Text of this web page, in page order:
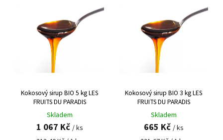
Kokosový sirup BIO 5 kg LES
FRUITS DU PARADIS
Skladem
1 067 Kč / ks
Kokosový sirup BIO 3 kg LES
FRUITS DU PARADIS
Skladem
665 Kč / ks